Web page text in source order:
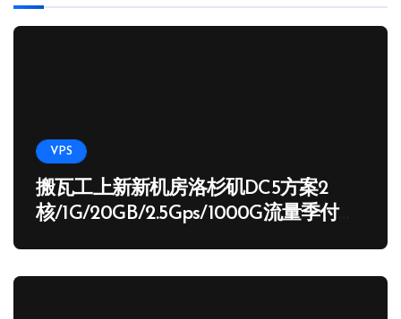
VPS
搬瓦工上新新机房洛杉矶DC5方案2
核/1G/20GB/2.5Gps/1000G流量季付